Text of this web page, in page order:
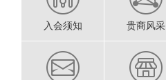
入会须知 贵商风采